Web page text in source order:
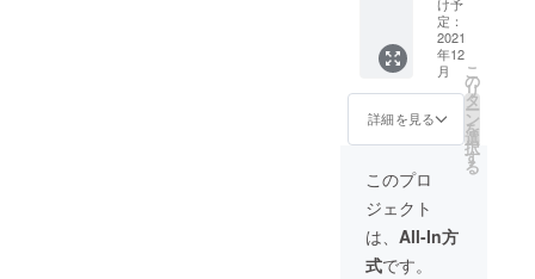
す店を
貸しき
りにし
ます、
送料
は、無
料で、
私が持
ちます
2021年
12月31
日迄有
効期限
です
定：
2021
年12
月
詳細を見る
こ
の
リ
タ
ー
ン
を
選
択
す
る
このプロ
ジェクト
は、 All-In方
式です。